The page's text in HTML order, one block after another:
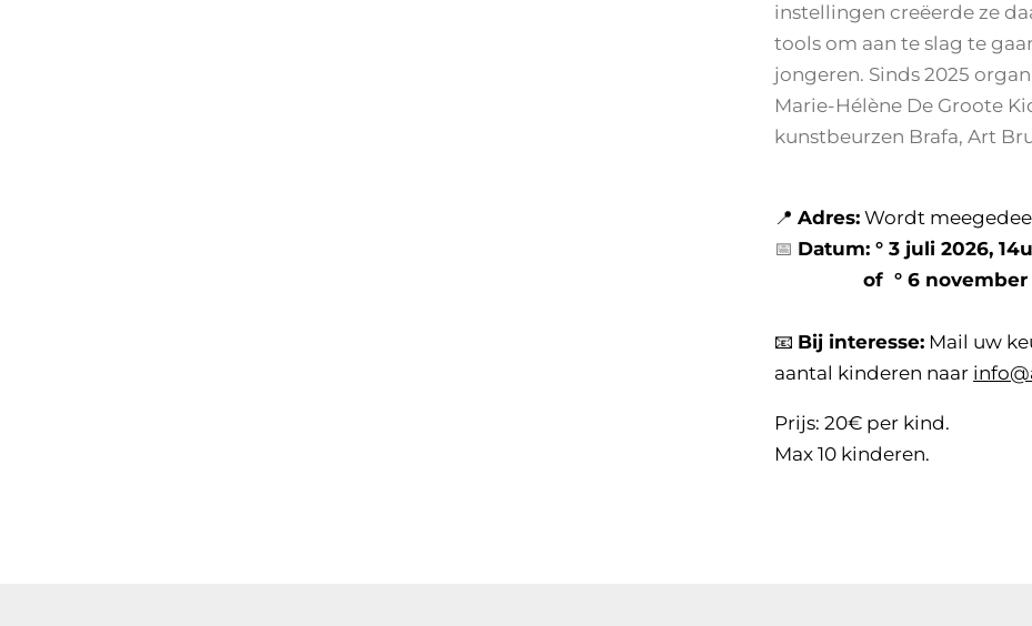
instellingen creëerde ze
tools om aan te slag te
jongeren. Sinds 2025
Marie-Hélène De Groote
kunstbeurzen Brafa, Art
📍 Adres: Wordt
📅 Datum: ° 3 juli 2026,
of ° 6 november
📧 Bij interesse: Mail uw
aantal kinderen naar
Prijs: 20€ per kind.
Max 10 kinderen.